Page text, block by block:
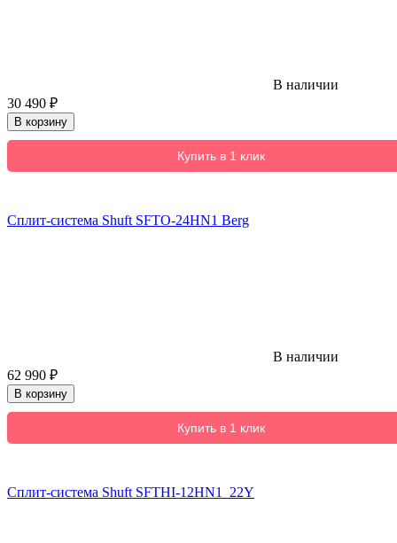
В наличии
30 490 ₽
В корзину
Купить в 1 клик
Сплит-система Shuft SFTO-24HN1 Berg
В наличии
62 990 ₽
В корзину
Купить в 1 клик
Сплит-система Shuft SFTHI-12HN1_22Y